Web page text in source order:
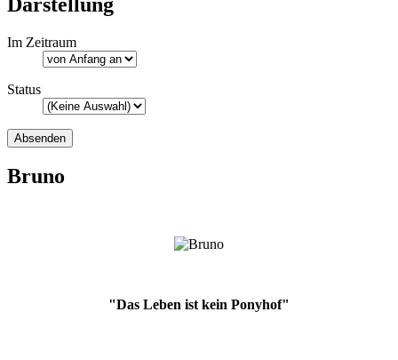
Im Zeitraum
Status
Bruno
"Das Leben ist kein Ponyhof"